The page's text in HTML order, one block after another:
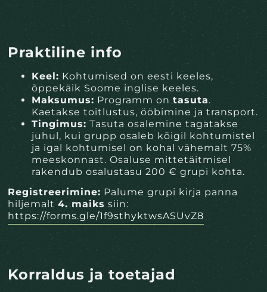
Praktiline info
Keel: Kohtumised on eesti keeles,
õppekäik Soome inglise keeles.
Maksumus: Programm ontasuta.
Kaetakse toitlustus, ööbimine ja transport.
Tingimus: Tasuta osalemine tagatakse
juhul, kui grupp osaleb kõigil kohtumistel
ja igal kohtumisel on kohal vähemalt 75%
meeskonnast. Osaluse mittetäitmisel
rakendub osalustasu 200 € grupi kohta.
Registreerimine: Palume grupi kirja panna
hiljemalt4. maiks siin:
https://forms.gle/1f9sthyktwsASUvZ8
Korraldus ja toetajad